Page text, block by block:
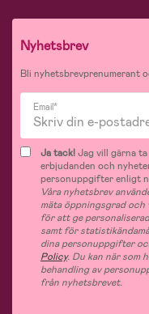
Nyhetsbrev
Bli nyhetsbrevprenumerant
Email*
Ja tack!Jag vill gärna
erbjudanden och
personuppgifter enligt
Våra nyhetsbrev
mäta öppningsgrad och
för att ge
samt för
dina personuppgifter
Policy. Du kan när som
behandling av
från nyhetsbrevet.